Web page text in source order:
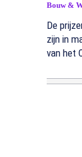
Bouw &
De
zijn in
van het